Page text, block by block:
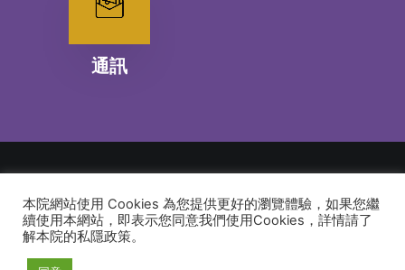
通訊
© 2026 建道神學院Alliance Bible Seminary. All rights reserved
本院網站使用 Cookies 為您提供更好的瀏覽體驗，如果您繼
續使用本網站，即表示您同意我們使用Cookies，詳情請了
解本院的私隱政策。